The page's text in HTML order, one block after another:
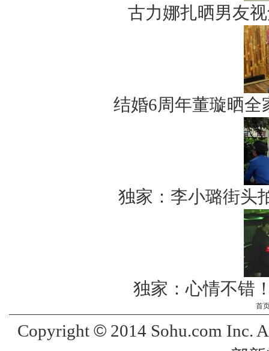
古力娜扎晒男友
结婚6周年董璇晒全
独家：李小璐街头
独家：心情不错
首
Copyright ©2014 Sohu.com Inc.